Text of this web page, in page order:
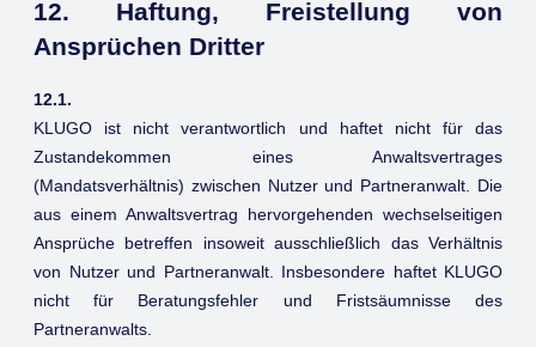
12. Haftung, Freistellung von
Ansprüchen Dritter
12.1.
KLUGO ist nicht verantwortlich und haftet nicht für das
Zustandekommen eines Anwaltsvertrages
(Mandatsverhältnis) zwischen Nutzer und Partneranwalt. Die
aus einem Anwaltsvertrag hervorgehenden wechselseitigen
Ansprüche betreffen insoweit ausschließlich das Verhältnis
von Nutzer und Partneranwalt. Insbesondere haftet KLUGO
nicht für Beratungsfehler und Fristsäumnisse des
Partneranwalts.